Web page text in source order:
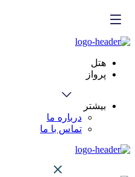
هتل
پرواز
بیشتر
درباره ما
تماس با ما